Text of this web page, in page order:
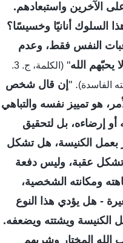
الآخرين واستبعادهم.
السلوك أنانيًا وخسيسًا؟
النفس فقط، وعدم
الله"
(الكلمة، ج. 3.
الفاسدة). " إن قال شخص
هو تمييز نفسه والتباهي
إرضاءه، بل لتحقيق
بعمل الكنيسة، هل تشكل
تشكل عقبة، وليس دفعة
ومكانته الشخصية،
- هل يؤدي هذا النوع
ويشتته ويضعفه.
الله المختار وشربهم